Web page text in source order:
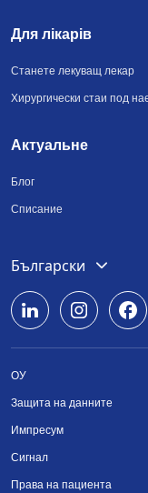
Для лікарів
Станете лекуващ лекар
Хирургически стаи под
Актуальне
Блог
Списание
Български
Deutsch
English
Română
Srpski
Українська
ОУ
Защита на данните
Импресум
Сигнал
Права на пациента